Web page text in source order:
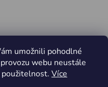
umožnili pohodlné
webu neustále
Více